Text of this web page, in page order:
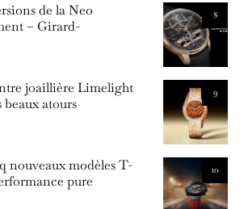
8
de la Neo
– Girard-
9
joaillière Limelight
beaux atours
10
nouveaux modèles T-
pure